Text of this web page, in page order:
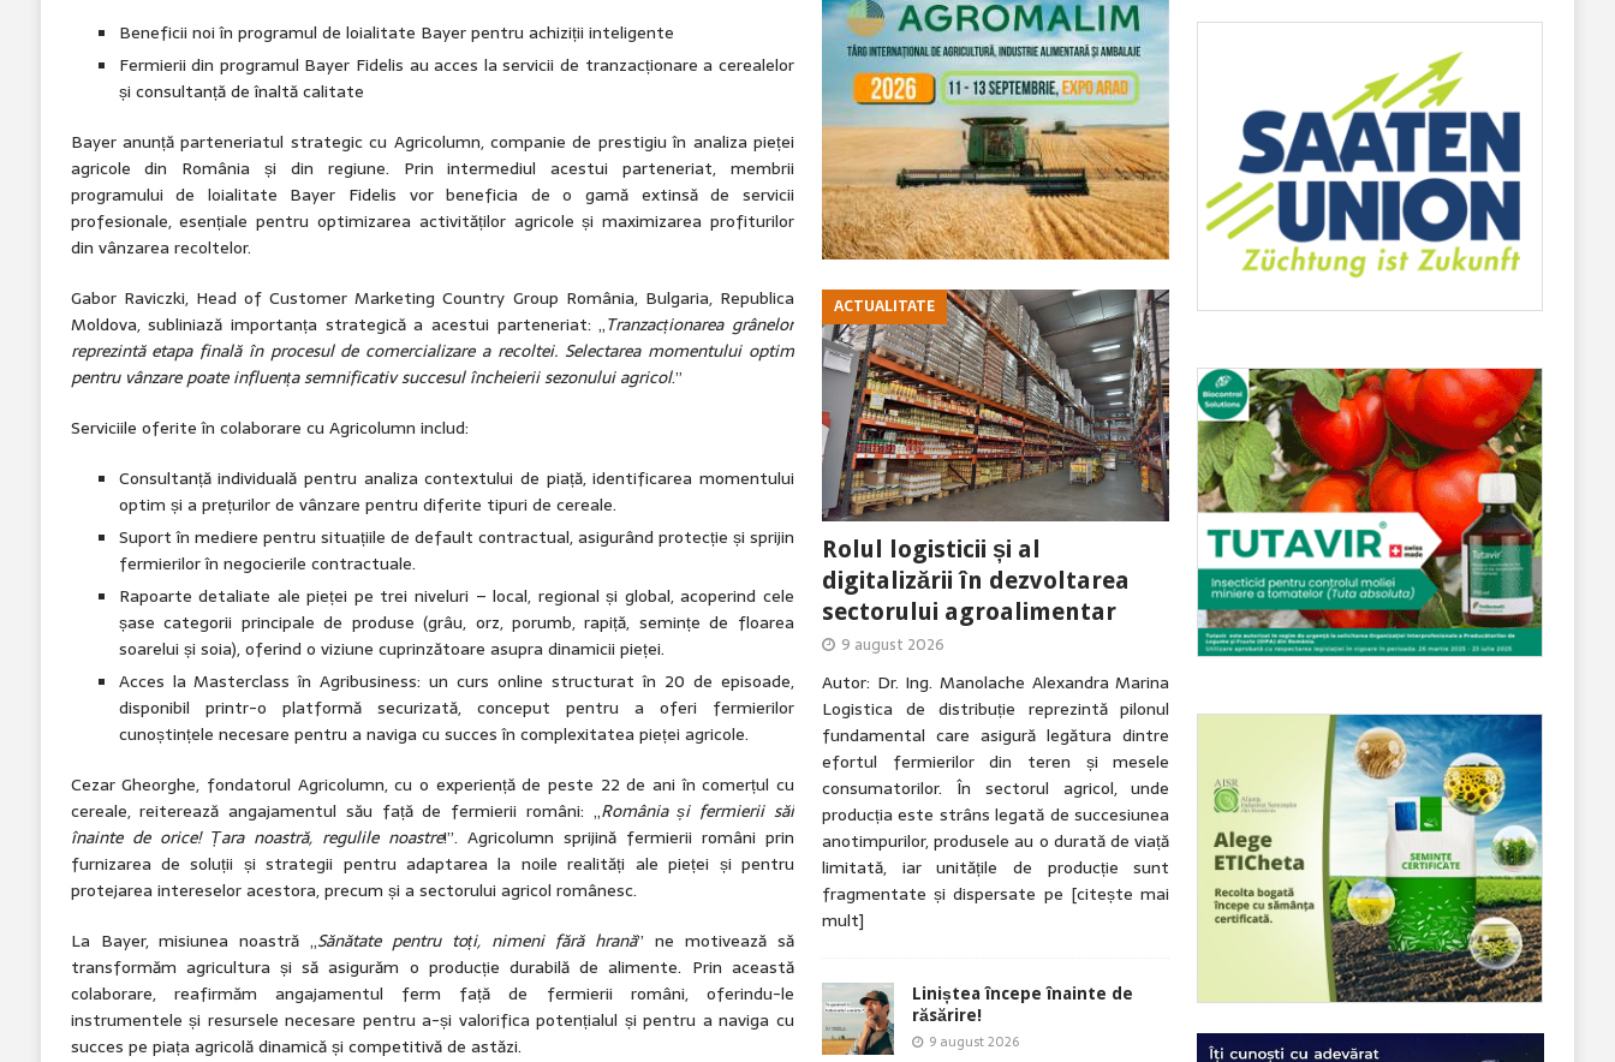
Beneficii noi în programul de loialitate Bayer pentru achiziții inteligente
Fermierii din programul Bayer Fidelis au acces la servicii de tranzacționare a cerealelor
și consultanță de înaltă calitate
Bayer anunță parteneriatul strategic cu Agricolumn, companie de prestigiu în analiza pieței
agricole din România și din regiune. Prin intermediul acestui parteneriat, membrii
programului de loialitate Bayer Fidelis vor beneficia de o gamă extinsă de servicii
profesionale, esențiale pentru optimizarea activităților agricole și maximizarea profiturilor
din vânzarea recoltelor.
Gabor Raviczki, Head of Customer Marketing Country Group România, Bulgaria, Republica
Moldova, subliniază importanța strategică a acestui parteneriat: „Tranzacționarea grânelor
reprezintă etapa finală în procesul de comercializare a recoltei. Selectarea momentului optim
pentru vânzare poate influența semnificativ succesul încheierii sezonului agricol.”
Serviciile oferite în colaborare cu Agricolumn includ:
Consultanță individuală pentru analiza contextului de piață, identificarea momentului
optim și a prețurilor de vânzare pentru diferite tipuri de cereale.
Suport în mediere pentru situațiile de default contractual, asigurând protecție și sprijin
fermierilor în negocierile contractuale.
Rapoarte detaliate ale pieței pe trei niveluri – local, regional și global, acoperind cele
șase categorii principale de produse (grâu, orz, porumb, rapiță, semințe de floarea
soarelui și soia), oferind o viziune cuprinzătoare asupra dinamicii pieței.
Acces la Masterclass în Agribusiness: un curs online structurat în 20 de episoade,
disponibil printr-o platformă securizată, conceput pentru a oferi fermierilor
cunoștințele necesare pentru a naviga cu succes în complexitatea pieței agricole.
Cezar Gheorghe, fondatorul Agricolumn, cu o experiență de peste 22 de ani în comerțul cu
cereale, reiterează angajamentul său față de fermierii români: „România și fermierii săi
înainte de orice! Țara noastră, regulile noastre!”. Agricolumn sprijină fermierii români prin
furnizarea de soluții și strategii pentru adaptarea la noile realități ale pieței și pentru
protejarea intereselor acestora, precum și a sectorului agricol românesc.
La Bayer, misiunea noastră „Sănătate pentru toți, nimeni fără hrană” ne motivează să
transformăm agricultura și să asigurăm o producție durabilă de alimente. Prin această
colaborare, reafirmăm angajamentul ferm față de fermierii români, oferindu-le
instrumentele și resursele necesare pentru a-și valorifica potențialul și pentru a naviga cu
succes pe piața agricolă dinamică și competitivă de astăzi.
ACTUALITATE
Rolul logisticii și al
digitalizării în dezvoltarea
sectorului agroalimentar
9 august 2026
Autor: Dr. Ing. Manolache Alexandra Marina
Logistica de distribuție reprezintă pilonul
fundamental care asigură legătura dintre
efortul fermierilor din teren și mesele
consumatorilor. În sectorul agricol, unde
producția este strâns legată de succesiunea
anotimpurilor, produsele au o durată de viață
limitată, iar unitățile de producție sunt
fragmentate și dispersate pe [citește mai
mult]
Liniștea începe înainte de
răsărire!
9 august 2026